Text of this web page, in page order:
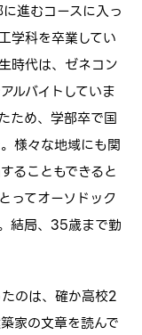
進むコースに入っ
学科を卒業してい
時代は、ゼネコン
ルバイトしていま
ため、学部卒で国
様々な地域にも関
ることもできると
ってオーソドック
結局、35歳まで勤
のは、確か高校2
家の文章を読んで